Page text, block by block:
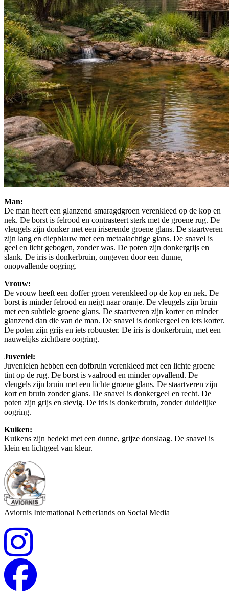
Man:
De man heeft een glanzend smaragdgroen verenkleed op de kop en
nek. De borst is felrood en contrasteert sterk met de groene rug. De
vleugels zijn donker met een iriserende groene glans. De staartveren
zijn lang en diepblauw met een metaalachtige glans. De snavel is
geel en licht gebogen, zonder was. De poten zijn donkergrijs en
slank. De iris is donkerbruin, omgeven door een dunne,
onopvallende oogring.
Vrouw:
De vrouw heeft een doffer groen verenkleed op de kop en nek. De
borst is minder felrood en neigt naar oranje. De vleugels zijn bruin
met een subtiele groene glans. De staartveren zijn korter en minder
glanzend dan die van de man. De snavel is donkergeel en iets korter.
De poten zijn grijs en iets robuuster. De iris is donkerbruin, met een
nauwelijks zichtbare oogring.
Juveniel:
Juvenielen hebben een dofbruin verenkleed met een lichte groene
tint op de rug. De borst is vaalrood en minder opvallend. De
vleugels zijn bruin met een lichte groene glans. De staartveren zijn
kort en bruin zonder glans. De snavel is donkergeel en recht. De
poten zijn grijs en stevig. De iris is donkerbruin, zonder duidelijke
oogring.
Kuiken:
Kuikens zijn bedekt met een dunne, grijze donslaag. De snavel is
klein en lichtgeel van kleur.
Aviornis International Netherlands on Social Media